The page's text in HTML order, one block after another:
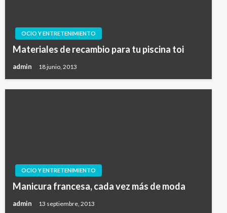
OCIO Y ENTRETENIMIENTO
Materiales de recambio para tu piscina toi
admin 18 junio, 2013
OCIO Y ENTRETENIMIENTO
Manicura francesa, cada vez más de moda
admin 13 septiembre, 2013